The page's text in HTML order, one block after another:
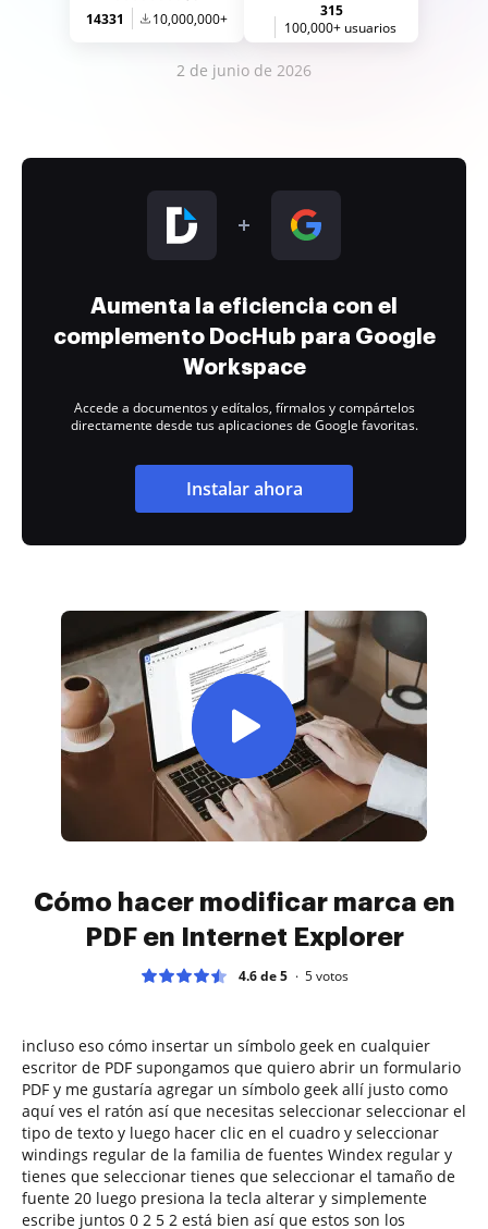
14331 10,000,000+
315
100,000+ usuarios
2 de junio de 2026
Aumenta la eficiencia con el
complemento DocHub para Google
Workspace
Accede a documentos y edítalos, fírmalos y compártelos
directamente desde tus aplicaciones de Google favoritas.
Instalar ahora
Cómo hacer modificar marca en
PDF en Internet Explorer
4.6 de 5 5votos
incluso eso cómo insertar un símbolo geek en cualquier
escritor de PDF supongamos que quiero abrir un formulario
PDF y me gustaría agregar un símbolo geek allí justo como
aquí ves el ratón así que necesitas seleccionar seleccionar el
tipo de texto y luego hacer clic en el cuadro y seleccionar
windings regular de la familia de fuentes Windex regular y
tienes que seleccionar tienes que seleccionar el tamaño de
fuente 20 luego presiona la tecla alterar y simplemente
escribe juntos 0 2 5 2 está bien así que estos son los